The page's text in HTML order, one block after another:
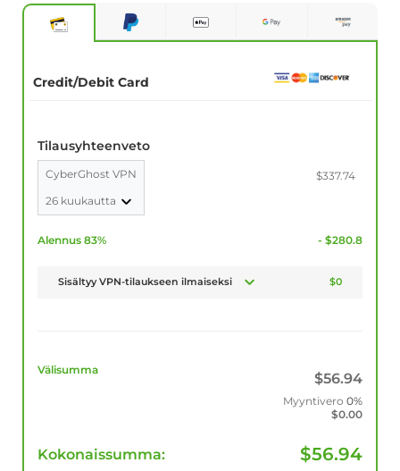
Credit/Debit Card
Tilausyhteenveto
CyberGhost VPN
26 kuukautta
$337.74
Alennus 83% - $280.8
Sisältyy VPN-tilaukseen ilmaiseksi $0
Välisumma
$56.94
Myyntivero 0%
$0.00
Kokonaissumma: $56.94